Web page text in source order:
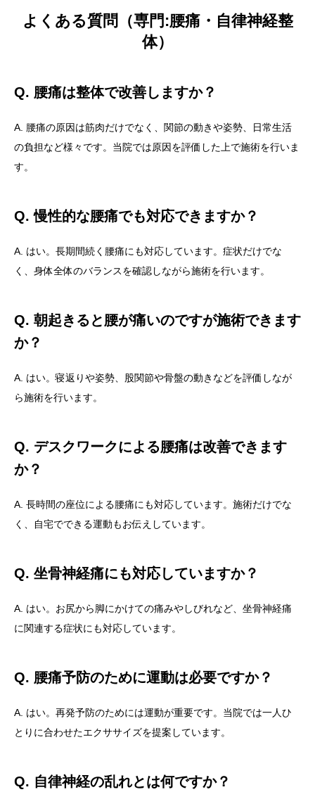
よくある質問（専門:腰痛・自律神経整
体）
Q. 腰痛は整体で改善しますか？
A. 腰痛の原因は筋肉だけでなく、関節の動きや姿勢、日常生活
の負担など様々です。当院では原因を評価した上で施術を行いま
す。
Q. 慢性的な腰痛でも対応できますか？
A. はい。長期間続く腰痛にも対応しています。症状だけでな
く、身体全体のバランスを確認しながら施術を行います。
Q. 朝起きると腰が痛いのですが施術できます
か？
A. はい。寝返りや姿勢、股関節や骨盤の動きなどを評価しなが
ら施術を行います。
Q. デスクワークによる腰痛は改善できます
か？
A. 長時間の座位による腰痛にも対応しています。施術だけでな
く、自宅でできる運動もお伝えしています。
Q. 坐骨神経痛にも対応していますか？
A. はい。お尻から脚にかけての痛みやしびれなど、坐骨神経痛
に関連する症状にも対応しています。
Q. 腰痛予防のために運動は必要ですか？
A. はい。再発予防のためには運動が重要です。当院では一人ひ
とりに合わせたエクササイズを提案しています。
Q. 自律神経の乱れとは何ですか？